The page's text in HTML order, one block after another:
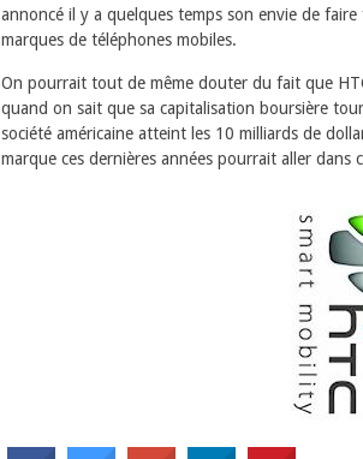
annoncé il y a quelques temps son envie de
marques de téléphones mobiles.
On pourrait tout de même douter du fait que
quand on sait que sa capitalisation boursière
société américaine atteint les 10 milliards de
marque ces dernières années pourrait aller dans